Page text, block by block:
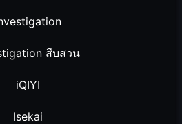
สืบสวน
iQIYI
Isekai